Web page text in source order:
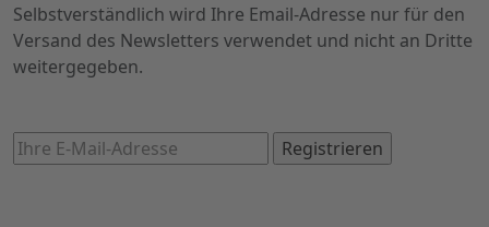
Selbstverständlich wird Ihre Email-Adresse nur für den
Versand des Newsletters verwendet und nicht an Dritte
weitergegeben.